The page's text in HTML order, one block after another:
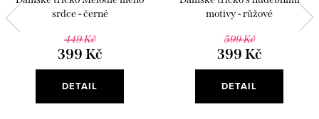
srdce - černé
449 Kč
399 Kč
DETAIL
motivy - růžové
599 Kč
399 Kč
DETAIL